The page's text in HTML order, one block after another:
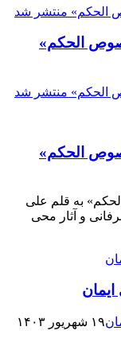
الحکم»
الحکم»
به قلم علی
و آثار محی
۱۹ شهریور ۱۴۰۳